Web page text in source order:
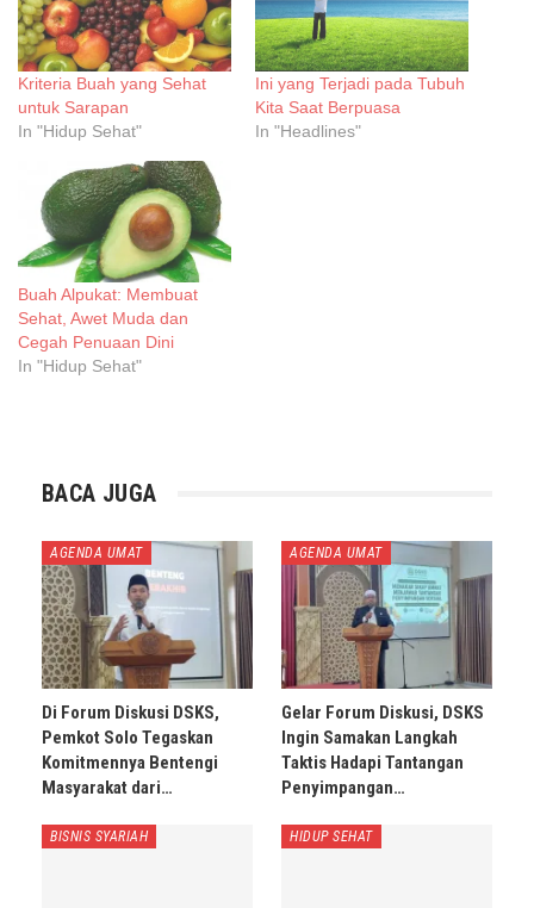
Kriteria Buah yang Sehat
untuk Sarapan
In "Hidup Sehat"
Ini yang Terjadi pada Tubuh
Kita Saat Berpuasa
In "Headlines"
Buah Alpukat: Membuat
Sehat, Awet Muda dan
Cegah Penuaan Dini
In "Hidup Sehat"
BACA JUGA
AGENDA UMAT
Di Forum Diskusi DSKS,
Pemkot Solo Tegaskan
Komitmennya Bentengi
Masyarakat dari…
AGENDA UMAT
Gelar Forum Diskusi, DSKS
Ingin Samakan Langkah
Taktis Hadapi Tantangan
Penyimpangan…
BISNIS SYARIAH HIDUP SEHAT